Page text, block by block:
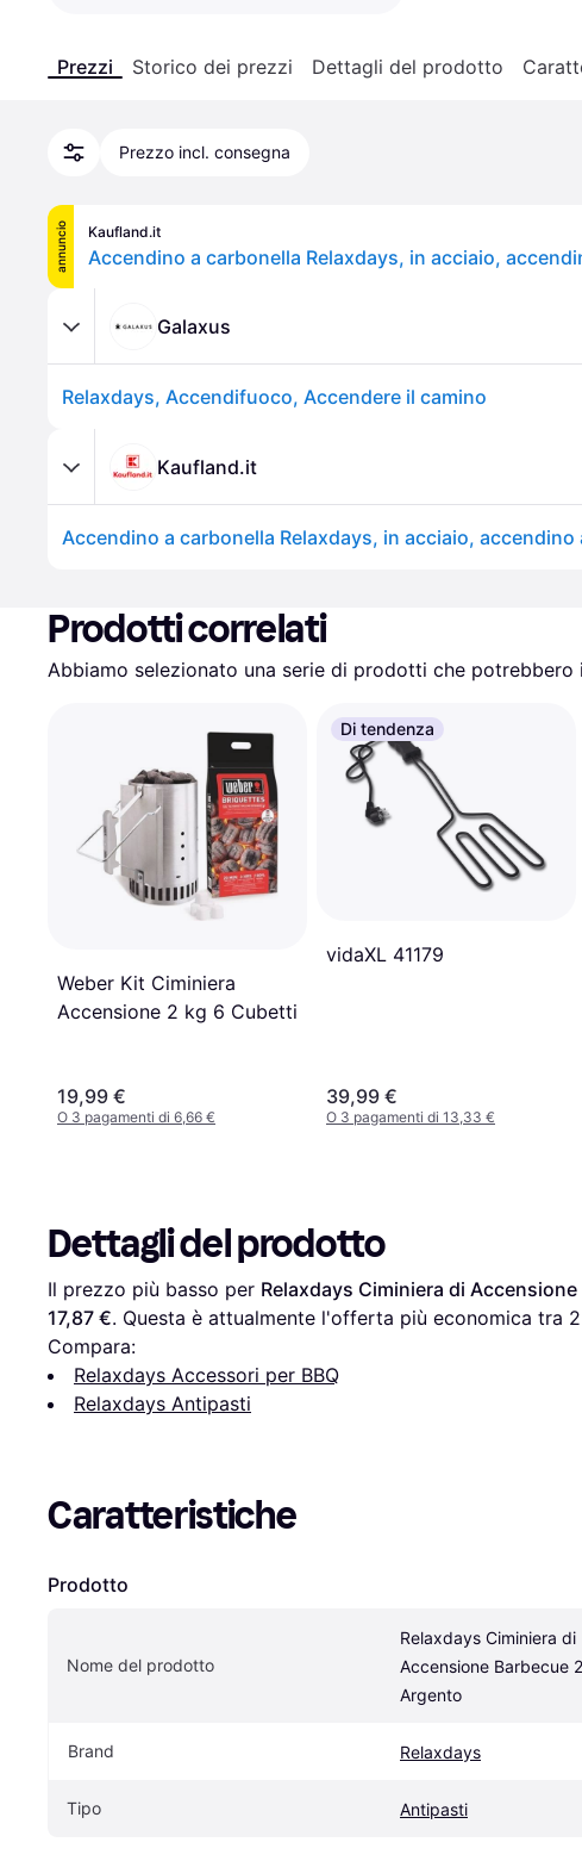
Prezzi Storico dei prezzi Dettagli del prodotto
Prezzo incl. consegna
annuncio Kaufland.it
Galaxus
Relaxdays, Accendifuoco, Accendere il camino
Kaufland.it
Prodotti correlati
Abbiamo selezionato una serie di prodotti che potrebbero
Weber Kit Ciminiera
Accensione 2 kg 6 Cubetti
19,99 €
O 3 pagamenti di 6,66 €
Di tendenza
vidaXL 41179
39,99 €
O 3 pagamenti di 13,33 €
Dettagli del prodotto
Il prezzo più basso per Relaxdays Ciminiera di
17,87 €. Questa è attualmente l'offerta più economica tra 2
Compara:
Relaxdays Accessori per BBQ
Relaxdays Antipasti
Caratteristiche
Prodotto
Nome del prodotto
Relaxdays Ciminiera di
Accensione Barbecue
Argento
Brand Relaxdays
Tipo Antipasti